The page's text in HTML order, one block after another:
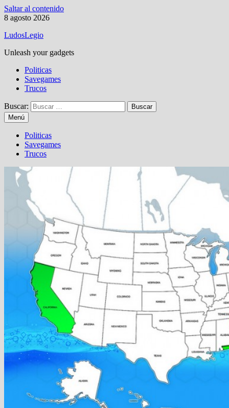
Saltar al contenido
8 agosto 2026
LudosLegio
Unleash your gadgets
Politicas
Savegames
Trucos
Buscar:
Menú
Politicas
Savegames
Trucos